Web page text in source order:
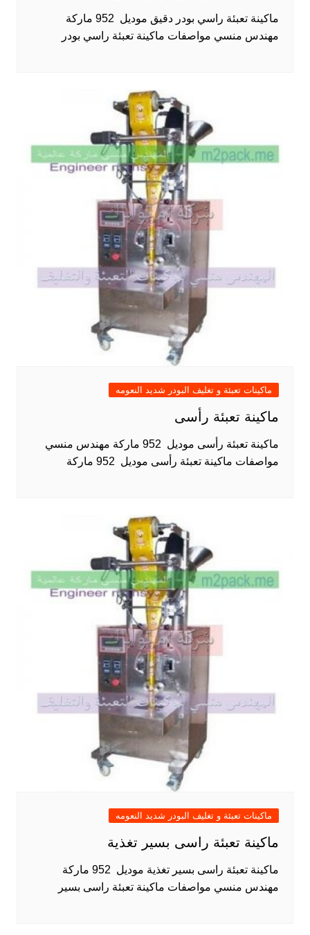
ماكينة تعبئة راسي بودر دقيق موديل 952 ماركة
مهندس منسي مواصفات ماكينة تعبئة راسي بودر
ماكينات تعبئة و تغليف البودر شديد النعومه
ماكينة تعبئة رأسى
ماكينة تعبئة رأسى موديل 952 ماركة مهندس منسي
مواصفات ماكينة تعبئة رأسى موديل 952 ماركة
ماكينات تعبئة و تغليف البودر شديد النعومه
ماكينة تعبئة راسى بسير تغذية
ماكينة تعبئة راسى بسير تغذية موديل 952 ماركة
مهندس منسي مواصفات ماكينة تعبئة راسى بسير